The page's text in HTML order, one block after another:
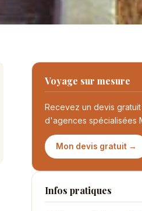
Voyage sur mesure
Recevez un devis
d'agences spécialisées
Mon devis gratuit →
Infos pratiques